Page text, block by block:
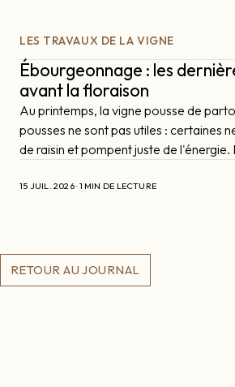
LES TRAVAUX DE LA VIGNE
Ébourgeonnage : les
avant la floraison
Au printemps, la vigne pousse de
pousses ne sont pas utiles : certaines
de raisin et pompent juste de
pousses inutiles et ne garder que les
15 JUIL. 2026 · 1 MIN DE LECTURE
RETOUR AU JOURNAL